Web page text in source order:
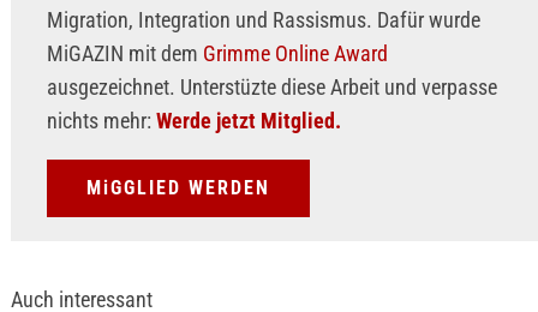
Migration, Integration und Rassismus. Dafür wurde
MiGAZIN mit dem Grimme Online Award
ausgezeichnet. Unterstüzte diese Arbeit und verpasse
nichts mehr: Werde jetzt Mitglied.
MiGGLIED WERDEN
Auch interessant